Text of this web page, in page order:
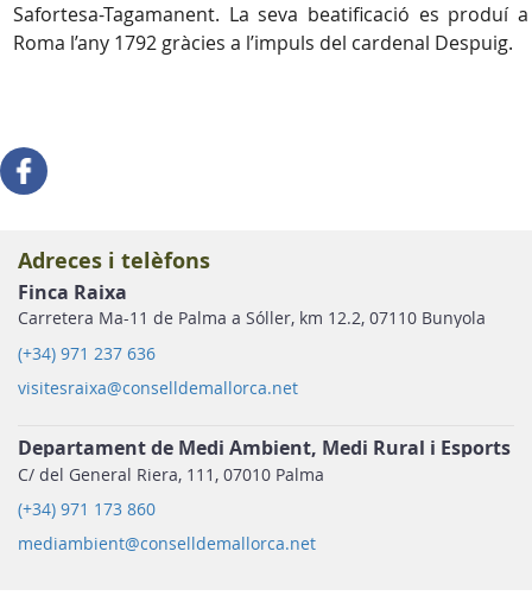
Safortesa-Tagamanent. La seva beatificació es produí a
Roma l’any 1792 gràcies a l’impuls del cardenal Despuig.
Adreces i telèfons
Finca Raixa
Carretera Ma-11 de Palma a Sóller, km 12.2, 07110 Bunyola
(+34) 971 237 636
visitesraixa@conselldemallorca.net
Departament de Medi Ambient, Medi Rural i Esports
C/ del General Riera, 111, 07010 Palma
(+34) 971 173 860
mediambient@conselldemallorca.net